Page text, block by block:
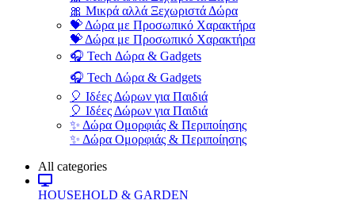
🎀 Μικρά αλλά Ξεχωριστά Δώρα
💝 Δώρα με Προσωπικό Χαρακτήρα
💝 Δώρα με Προσωπικό Χαρακτήρα
🎧 Tech Δώρα & Gadgets
🎧 Tech Δώρα & Gadgets
🎈 Ιδέες Δώρων για Παιδιά
🎈 Ιδέες Δώρων για Παιδιά
✨ Δώρα Ομορφιάς & Περιποίησης
✨ Δώρα Ομορφιάς & Περιποίησης
All categories
HOUSEHOLD & GARDEN